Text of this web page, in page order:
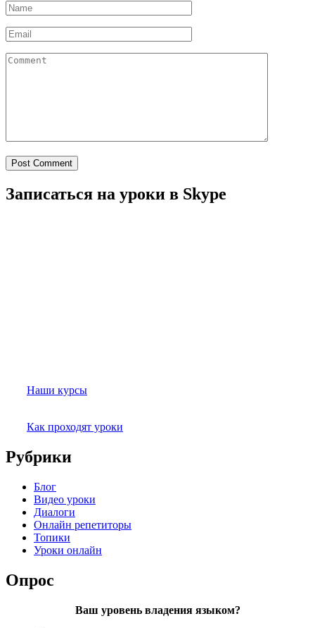
Post Comment
Записаться на уроки в Skype
Наши курсы
Как проходят уроки
Рубрики
Блог
Видео уроки
Диалоги
Онлайн репетиторы
Топики
Уроки онлайн
Опрос
Ваш уровень владения языком?